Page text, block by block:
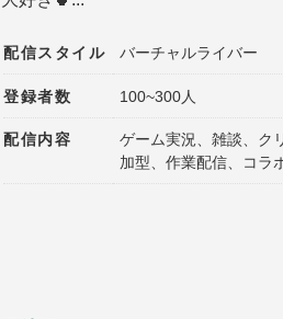
配信スタイル バーチャルライバー
登録者数 100~300人
配信内容
ゲーム実況、雑談、ク
加型、作業配信、コラ